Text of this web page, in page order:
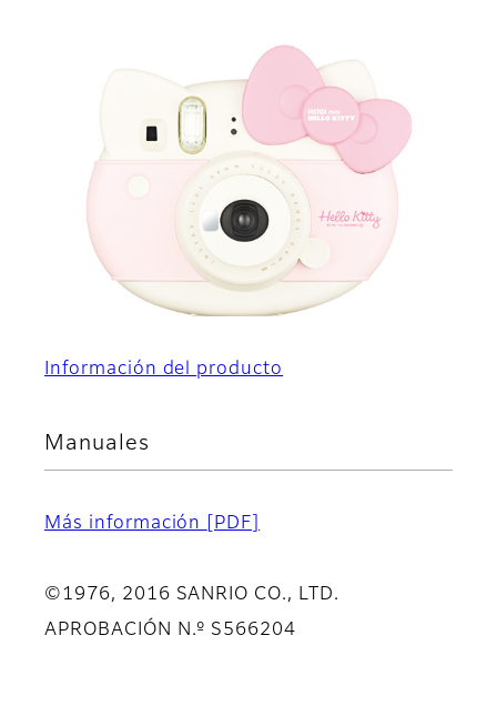
Información del producto
Manuales
Más información [PDF]
©1976, 2016 SANRIO CO., LTD.
APROBACIÓN N.º S566204